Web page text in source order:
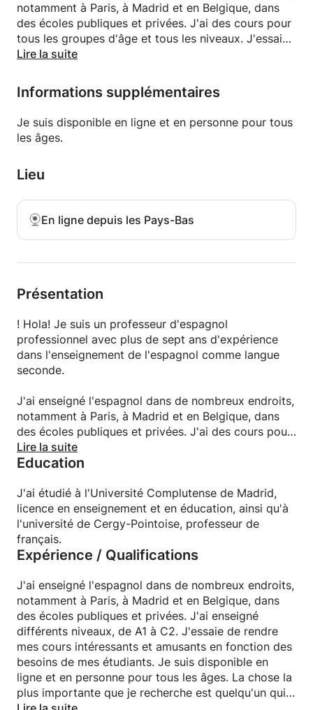
notamment à Paris, à Madrid et en Belgique, dans
des écoles publiques et privées. J'ai des cours pour
tous les groupes d'âge et tous les niveaux. J'essaie
de rendre mes cours intéressants et amusants en
disponible en ligne et en personne pour tous les
âges. La chose la plus importante que je recherche
est quelqu'un qui est disposé à apprendre. Et si
vous ne l'êtes pas, je vais essayer de rendre la
classe amusante et de changer d'avis.
Spécialités:
Conversations de base / avancées
Espagnol des affaires
-Etudiants de premier cycle (5-15 ans)
J'ai hâte de vous apprendre. Gracias!
Lire la suite
Informations supplémentaires
Je suis disponible en ligne et en personne pour tous
les âges.
Lieu
En ligne depuis les Pays-Bas
Présentation
! Hola! Je suis un professeur d'espagnol
professionnel avec plus de sept ans d'expérience
dans l'enseignement de l'espagnol comme langue
seconde.
J'ai enseigné l'espagnol dans de nombreux endroits,
notamment à Paris, à Madrid et en Belgique, dans
des écoles publiques et privées. J'ai des cours pour
tous les groupes d'âge et tous les niveaux. Je suis
ici pour vous aider à apprendre l'espagnol avec des
personnels.
Lire la suite
Education
J'ai étudié à l'Université Complutense de Madrid,
licence en enseignement et en éducation, ainsi qu'à
l'université de Cergy-Pointoise, professeur de
français.
Expérience / Qualifications
J'ai enseigné l'espagnol dans de nombreux endroits,
notamment à Paris, à Madrid et en Belgique, dans
des écoles publiques et privées. J'ai enseigné
différents niveaux, de A1 à C2. J'essaie de rendre
mes cours intéressants et amusants en fonction des
besoins de mes étudiants. Je suis disponible en
ligne et en personne pour tous les âges. La chose la
plus importante que je recherche est quelqu'un qui